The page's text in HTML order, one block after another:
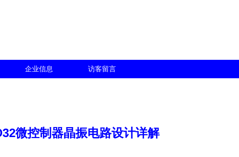
企业信息 访客留言
微控制器晶振电路设计详解